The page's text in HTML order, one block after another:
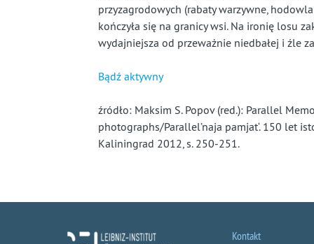
przyzagrodowych (rabaty warzywne,
kończyła się na granicy wsi. Na ironię losu
wydajniejsza od przeważnie niedbałej i źle
Bądź aktywny
źródło: Maksim S. Popov (red.): Parallel
photographs/Parallel’naja pamjat‘. 150 let
Kaliningrad 2012, s. 250-251.
Kontakt